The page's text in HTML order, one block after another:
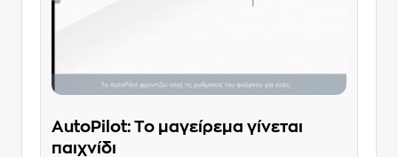
AutoPilot: Το μαγείρεμα γίνεται
παιχνίδι